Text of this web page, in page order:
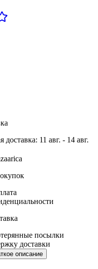
доставка: 11 авг. - 14 авг.
посылки
доставки
описание